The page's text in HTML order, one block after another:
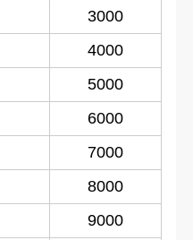
3000
4000
5000
6000
7000
8000
9000